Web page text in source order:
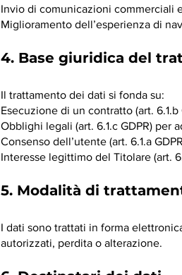
Invio di comunicazioni commerciali
Miglioramento dell’esperienza di
4. Base giuridica del
Il trattamento dei dati si fonda su:
Esecuzione di un contratto (art.
Obblighi legali (art. 6.1.c GDPR) per
Consenso dell’utente (art. 6.1.a
Interesse legittimo del Titolare (art.
5. Modalità di
I dati sono trattati in forma
autorizzati, perdita o alterazione.